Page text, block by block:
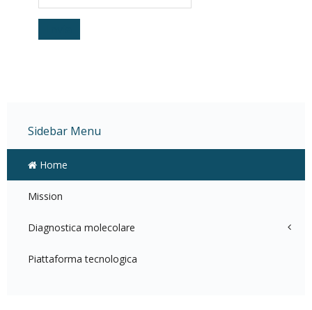
Sidebar Menu
Home
Mission
Diagnostica molecolare
Piattaforma tecnologica